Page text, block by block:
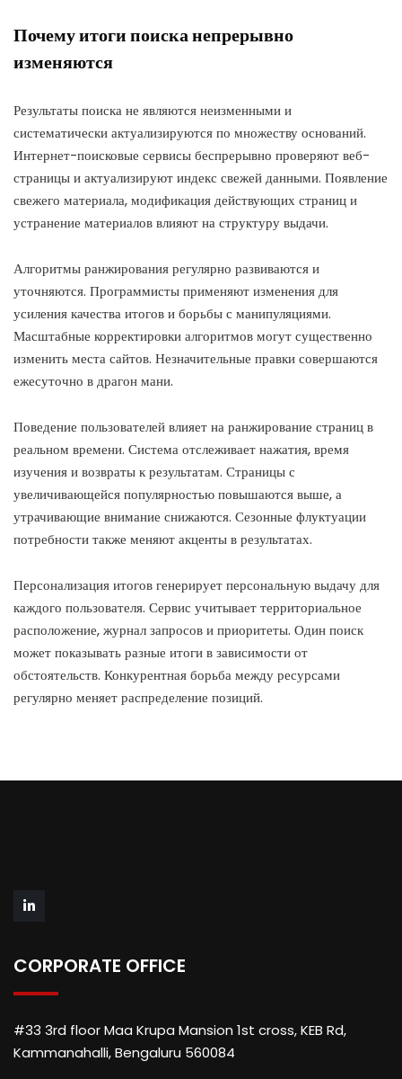
Почему итоги поиска непрерывно
изменяются
Результаты поиска не являются неизменными и
систематически актуализируются по множеству оснований.
Интернет-поисковые сервисы беспрерывно проверяют веб-
страницы и актуализируют индекс свежей данными. Появление
свежего материала, модификация действующих страниц и
устранение материалов влияют на структуру выдачи.
Алгоритмы ранжирования регулярно развиваются и
уточняются. Программисты применяют изменения для
усиления качества итогов и борьбы с манипуляциями.
Масштабные корректировки алгоритмов могут существенно
изменить места сайтов. Незначительные правки совершаются
ежесуточно в драгон мани.
Поведение пользователей влияет на ранжирование страниц в
реальном времени. Система отслеживает нажатия, время
изучения и возвраты к результатам. Страницы с
увеличивающейся популярностью повышаются выше, а
утрачивающие внимание снижаются. Сезонные флуктуации
потребности также меняют акценты в результатах.
Персонализация итогов генерирует персональную выдачу для
каждого пользователя. Сервис учитывает территориальное
расположение, журнал запросов и приоритеты. Один поиск
может показывать разные итоги в зависимости от
обстоятельств. Конкурентная борьба между ресурсами
регулярно меняет распределение позиций.
CORPORATE OFFICE
#33 3rd floor Maa Krupa Mansion 1st cross, KEB Rd,
Kammanahalli, Bengaluru 560084